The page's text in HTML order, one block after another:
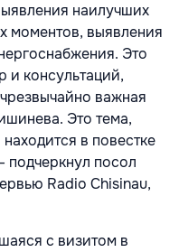
наилучших
моментов, выявления
Это
и консультаций,
важная
Это тема,
в повестке
подчеркнул посол
Radio Chisinau,
с визитом в